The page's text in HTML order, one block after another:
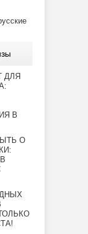
ДЛЯ
В
О